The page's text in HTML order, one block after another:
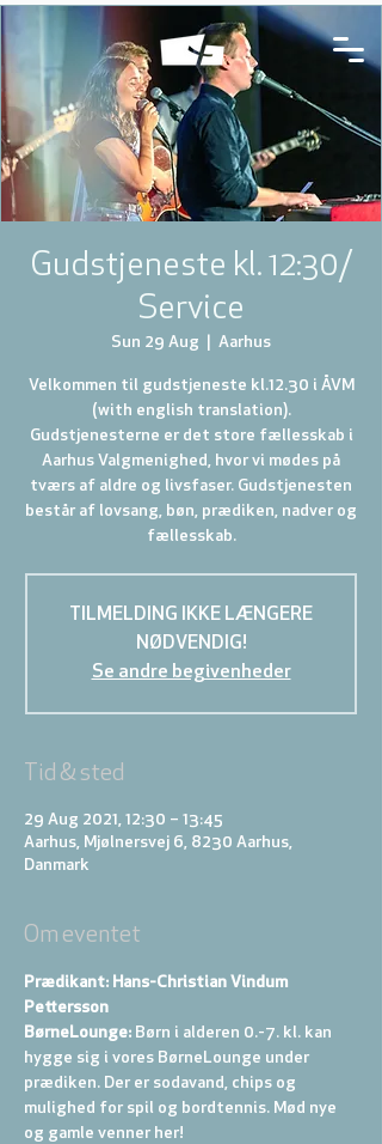
Gudstjeneste kl. 12:30/
Service
Sun 29 Aug Aarhus
Velkommen til gudstjeneste kl.12.30 i ÅVM
(with english translation).
Gudstjenesterne er det store fællesskab i
Aarhus Valgmenighed, hvor vi mødes på
tværs af aldre og livsfaser. Gudstjenesten
består af lovsang, bøn, prædiken, nadver og
fællesskab.
TILMELDING IKKE LÆNGERE
NØDVENDIG!
Se andre begivenheder
Tid & sted
29 Aug 2021, 12:30 – 13:45
Aarhus, Mjølnersvej 6, 8230 Aarhus,
Danmark
Om eventet
Prædikant: Hans-Christian Vindum
Pettersson
BørneLounge: Børn i alderen 0.-7. kl. kan
hygge sig i vores BørneLounge under
prædiken. Der er sodavand, chips og
mulighed for spil og bordtennis. Mød nye
og gamle venner her!